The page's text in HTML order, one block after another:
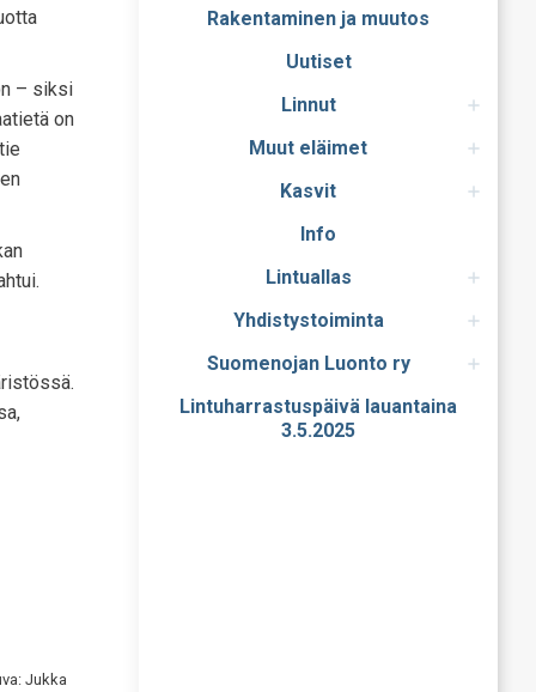
Rakentaminen ja muutos
Uutiset
Linnut
Muut eläimet
Kasvit
Info
Lintuallas
Yhdistystoiminta
Suomenojan Luonto ry
Lintuharrastuspäivä lauantaina
3.5.2025
– siksi
on
Jukka